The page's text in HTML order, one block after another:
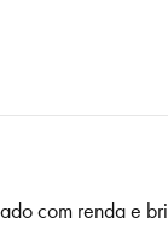
com renda e